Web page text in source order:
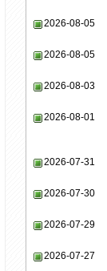
2026-08-05
2026-08-05
2026-08-03
2026-08-01
2026-07-31
2026-07-30
2026-07-29
2026-07-27